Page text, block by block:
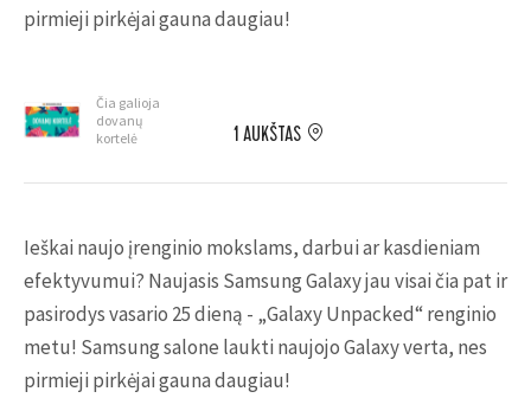
pirmieji pirkėjai gauna daugiau!
Čia galioja
dovanų
kortelė
1 AUKŠTAS
Ieškai naujo įrenginio mokslams, darbui ar kasdieniam
efektyvumui? Naujasis Samsung Galaxy jau visai čia pat ir
pasirodys vasario 25 dieną - „Galaxy Unpacked“ renginio
metu! Samsung salone laukti naujojo Galaxy verta, nes
pirmieji pirkėjai gauna daugiau!